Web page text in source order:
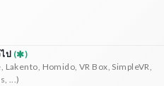
ป (
)
Homido, VR Box, SimpleVR,
...)